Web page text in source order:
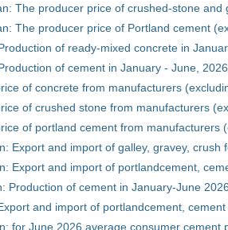
The producer price of crushed-stone and
The producer price of Portland cement
of ready-mixed concrete in
of cement in January - June, 2026
of concrete from manufacturers
of crushed stone from manufacturers
of portland cement from manufacturers
Export and import of galley, gravey,
Export and import of portlandcement,
Production of cement in January-June
and import of portlandcement,
for June 2026 average consumer cement